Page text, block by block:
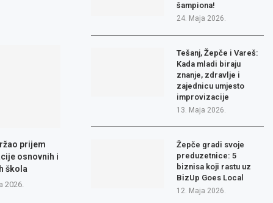
prijem
osnovnih i
škola
2026.
šampiona!
24. Maja 2026.
Tešanj, Žepče i Vareš:
Kada mladi biraju
znanje, zdravlje i
zajednicu umjesto
improvizacije
13. Maja 2026.
Žepče gradi svoje
preduzetnice: 5
biznisa koji rastu uz
BizUp Goes Local
12. Maja 2026.